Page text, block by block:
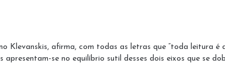
afirma, com todas as letras que “toda leitura é
se no equilíbrio sutil desses dois eixos que se